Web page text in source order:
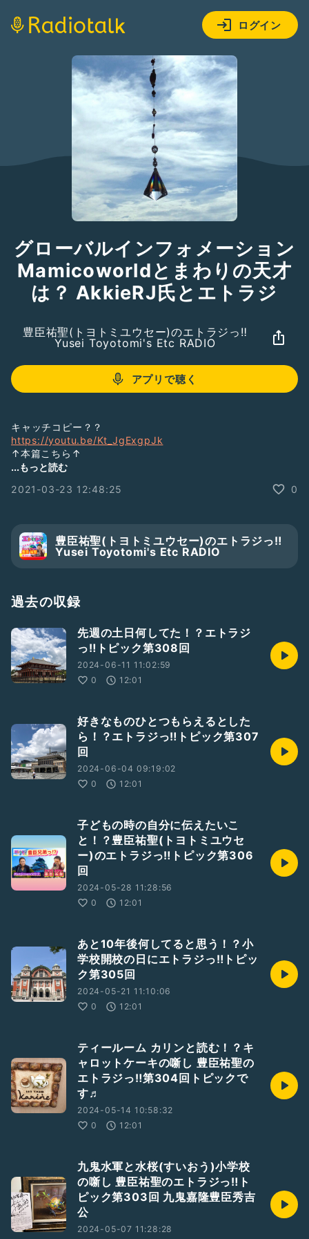
ログイン
グローバルインフォメーション
Mamicoworldとまわりの天才
は？ AkkieRJ氏とエトラジ
豊臣祐聖(トヨトミユウセー)のエトラジっ‼︎
Yusei Toyotomi's Etc RADIO
アプリで聴く
キャッチコピー？？
https://youtu.be/Kt_JgExgpJk
↑本篇こちら↑
140』声の出演 AkkieRJ氏 Mamicoworld女史 3月23日 火曜
#グローバルインフォメーション #Mamicoworld
#天才 #AkkieRJ #宇宙元年 #目玉焼き #サニーサイドアップ
#豊臣祐聖 #ラジオジョッキー
#トヨトミユウセー
#毎週放送 #第140回 #3月23日
番組 司会#天下泰平
豊臣 祐聖(トヨトミ ユウセー)
英会話講師
Mamicoworld 先生のツイッター
https://twitter.com/mamicoworld
エトセトラ ラジオ番組ページ
https://www.youtube.com/saikinokai?
sub_confirmation=8
↑チャンネル登録よろしくお願いします
(チャンネル登録 SUBSCRIBE)
https://stand.fm/episodes/60595e888db963582e1bde
8e
↑本篇こちら↑
あの豊臣秀吉と同じ斬り刻まれた太閤運命線と両手ますかけ線
が持つ奇跡のご縁で豊臣祐聖・(トヨトミユウセー)の名を賜わ
る開運講談師あっ氣〜ことMC AkkieRJ氏が司会の開運出世あ
やかりラジオ番組ですっ!!
...もっと読む
2021-03-23 12:48:25
0
豊臣祐聖(トヨトミユウセー)のエトラジっ‼︎
Yusei Toyotomi's Etc RADIO
過去の収録
先週の土日何してた！？エトラジ
っ‼︎トピック第308回
2024-06-11 11:02:59
0
12:01
好きなものひとつもらえるとした
ら！？エトラジっ‼︎トピック第307
回
2024-06-04 09:19:02
0
12:01
子どもの時の自分に伝えたいこ
と！？豊臣祐聖(トヨトミユウセ
ー)のエトラジっ‼︎トピック第306
回
2024-05-28 11:28:56
0
12:01
あと10年後何してると思う！？小
学校開校の日にエトラジっ‼︎トピッ
ク第305回
2024-05-21 11:10:06
0
12:01
ティールーム カリンと読む！？キ
ャロットケーキの噺し 豊臣祐聖の
エトラジっ‼︎第304回トピックで
す♬
2024-05-14 10:58:32
0
12:01
九鬼水軍と水桜(すいおう)小学校
の噺し 豊臣祐聖のエトラジっ‼︎ト
ピック第303回 九鬼嘉隆豊臣秀吉
公
2024-05-07 11:28:28